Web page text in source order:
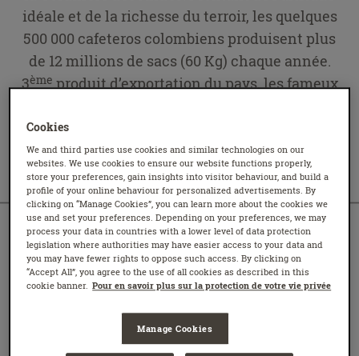
idéale et de la richesse du terroir, les quelques
500 000 cafeteros colombiens produisent plus
de 12 millions de sacs (60 Kg) chaque année.
3èmeproduit d’exportation du pays, les fameux
particulièrement appréciés des amateurs de
café.
L’HISTOIRE DU
CAFÉ COLOMBIEN
Vraisemblablement introduit depuis le
Venezuela au 18èmesiècle, le café a commencé
Cookies
We and third parties use cookies and similar technologies on our
websites. We use cookies to ensure our website functions properly,
store your preferences, gain insights into visitor behaviour, and build a
profile of your online behaviour for personalized advertisements. By
clicking on “Manage Cookies”, you can learn more about the cookies we
use and set your preferences. Depending on your preferences, we may
process your data in countries with a lower level of data protection
legislation where authorities may have easier access to your data and
you may have fewer rights to oppose such access. By clicking on
“Accept All”, you agree to the use of all cookies as described in this
cookie banner. Pour en savoir plus sur la protection de votre vie privée
Manage Cookies